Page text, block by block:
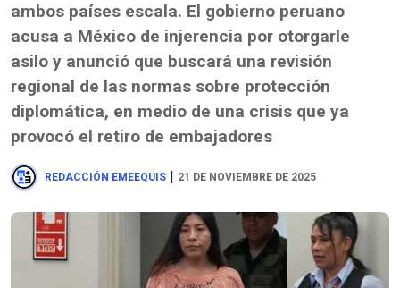
ambos países escala. El gobierno peruano
acusa a México de injerencia por otorgarle
asilo y anunció que buscará una revisión
regional de las normas sobre protección
diplomática, en medio de una crisis que ya
provocó el retiro de embajadores
REDACCIÓN EMEEQUIS | 21 DE NOVIEMBRE DE 2025